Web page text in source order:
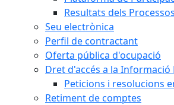
Resultats dels
Seu electrònica
Perfil de contractant
Oferta pública d'ocupació
Dret d'accés a la Informació
Peticions i resolucions
Retiment de comptes